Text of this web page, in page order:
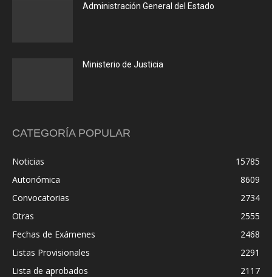
Administración General del Estado
Ministerio de Justicia
CATEGORÍA POPULAR
Noticias
15785
Autonómica
8609
Convocatorias
2734
Otras
2555
Fechas de Exámenes
2468
Listas Provisionales
2291
Lista de aprobados
2117